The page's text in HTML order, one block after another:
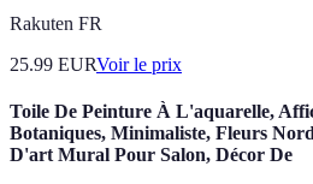
Rakuten FR
25.99 EURVoir le prix
Toile De Peinture À L'aquarelle,
Botaniques, Minimaliste, Fleurs
D'art Mural Pour Salon, Décor De